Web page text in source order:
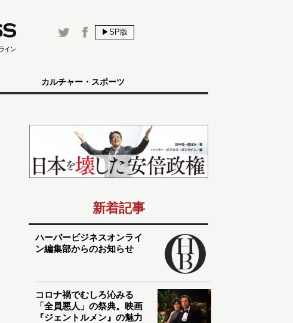
▶SP版
カルチャー・スポーツ
新着記事
ハーバービジネスオンライ
ン編集部からのお知らせ
コロナ禍でむしろ沁みる
「全員悪人」の祭典。映画
『ジェントルメン』の魅力